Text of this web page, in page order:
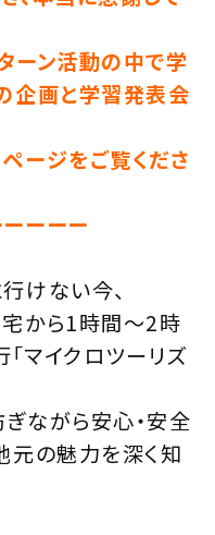
ーン活動の中で学
企画と学習発表会
ージをご覧くださ
ーーー
けない今、
から1時間〜2時
マイクロツーリズ
ながら安心・安全
元の魅力を深く知